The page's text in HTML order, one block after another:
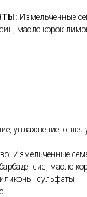
Измельченные
масло корок
увлажнение,
Измельченные
масло
сульфаты